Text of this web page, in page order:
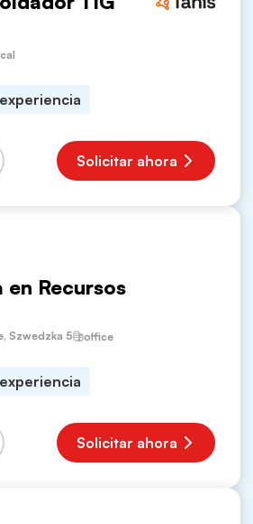
Solicitar ahora
en Recursos
Szwedzka 5 office
Solicitar ahora